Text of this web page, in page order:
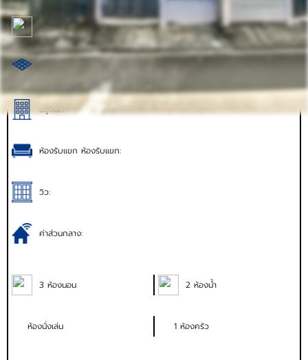
ตร.ว.: 18
อยู่ชั้นที่:
ห้องรับแขก ห้องรับแขก:
วิว:
ค่าส่วนกลาง:
3 ห้องนอน 2 ห้องน้ำ
ห้องนั่งเล่น 1 ห้องครัว